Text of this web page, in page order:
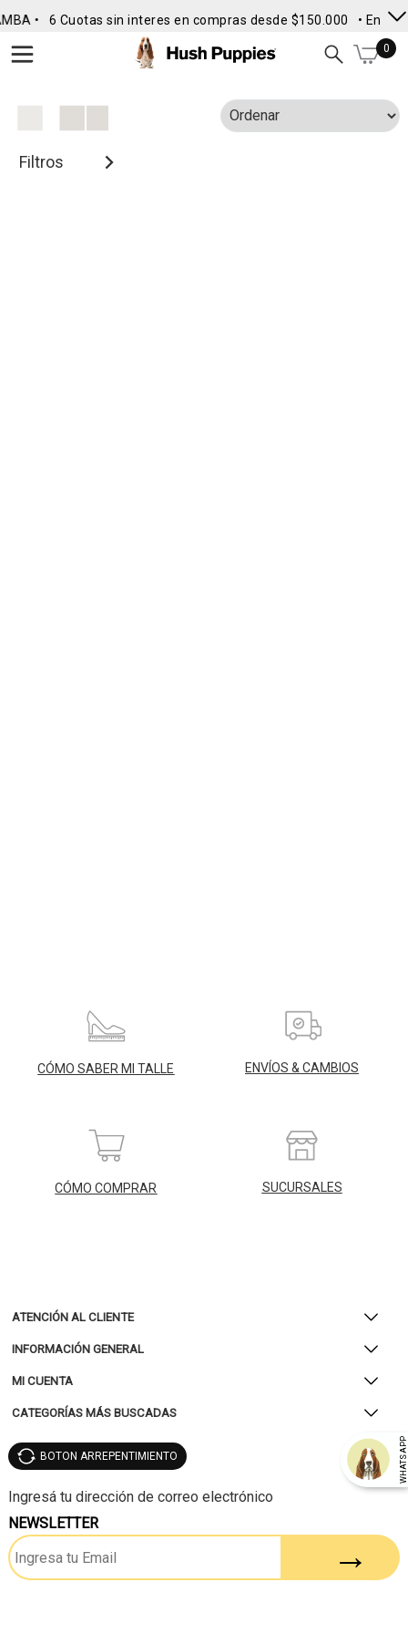
• 6 Cuotas sin interes en compras desde $150.000 • Envío
0
Filtros
CÓMO SABER MI TALLE ENVÍOS & CAMBIOS
CÓMO COMPRAR SUCURSALES
ATENCIÓN AL CLIENTE
INFORMACIÓN GENERAL
MI CUENTA
CATEGORÍAS MÁS BUSCADAS
WHATSAPP
BOTON ARREPENTIMIENTO
NEWSLETTER